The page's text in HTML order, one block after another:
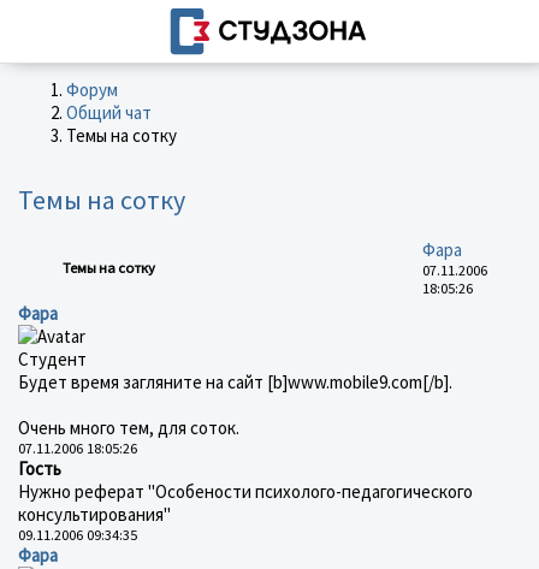
Форум
Общий чат
Темы на сотку
Темы на сотку
Темы на сотку
Фара
07.11.2006
18:05:26
Фара
Студент
Будет время загляните на сайт [b]www.mobile9.com[/b].
Очень много тем, для соток.
07.11.2006 18:05:26
Гость
Нужно реферат "Особености психолого-педагогического
консультирования"
09.11.2006 09:34:35
Фара